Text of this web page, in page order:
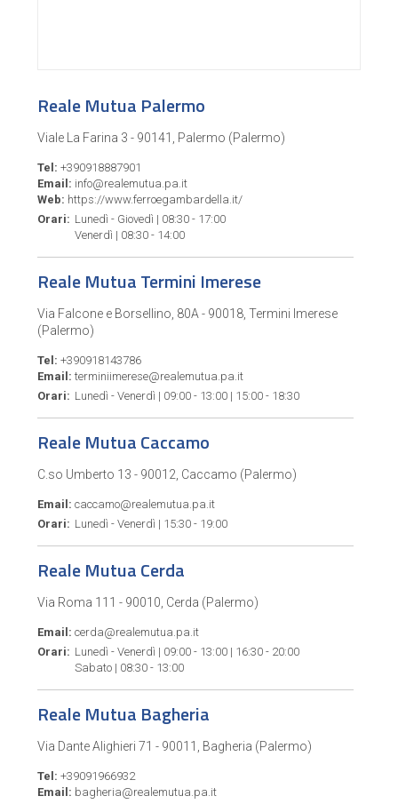
Reale Mutua Palermo
Viale La Farina 3 - 90141, Palermo (Palermo)
Tel: +390918887901
Email: info@realemutua.pa.it
Web: https://www.ferroegambardella.it/
Orari: Lunedì - Giovedì | 08:30 - 17:00
Venerdì | 08:30 - 14:00
Reale Mutua Termini Imerese
Via Falcone e Borsellino, 80A - 90018, Termini Imerese
(Palermo)
Tel: +390918143786
Email: terminiimerese@realemutua.pa.it
Orari: Lunedì - Venerdì | 09:00 - 13:00 | 15:00 - 18:30
Reale Mutua Caccamo
C.so Umberto 13 - 90012, Caccamo (Palermo)
Email: caccamo@realemutua.pa.it
Orari: Lunedì - Venerdì | 15:30 - 19:00
Reale Mutua Cerda
Via Roma 111 - 90010, Cerda (Palermo)
Email: cerda@realemutua.pa.it
Orari: Lunedì - Venerdì | 09:00 - 13:00 | 16:30 - 20:00
Sabato | 08:30 - 13:00
Reale Mutua Bagheria
Via Dante Alighieri 71 - 90011, Bagheria (Palermo)
Tel: +39091966932
Email: bagheria@realemutua.pa.it